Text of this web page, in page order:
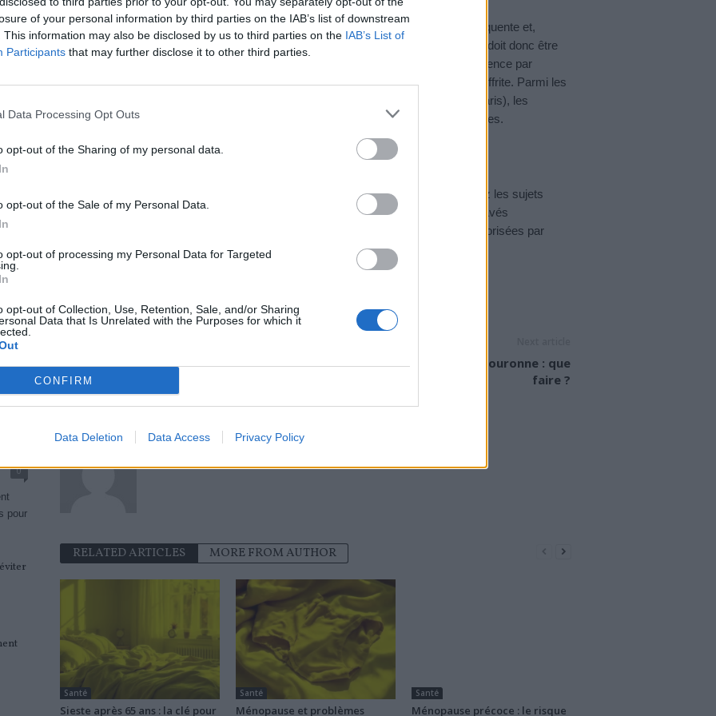
of your personal information by third parties on the IAB’s list of downstream
This information may also be disclosed by us to third parties on the IAB’s List of
Participants that may further disclose it to other third parties.
Data Processing Opt Outs
opt-out of the Sharing of my personal data.
opt-out of the Sale of my Personal Data.
opt-out of processing my Personal Data for Targeted
opt-out of Collection, Use, Retention, Sale, and/or Sharing
Data that Is Unrelated with the Purposes for which it
CONFIRM
Data Deletion Data Access Privacy Policy
La principale cause de lésion de l’ongle du pied est la mycose. Celle-ci est très fréquente et,
lorsqu’elle évolue, elle peut aller jusqu’à la destruction de la matrice de l’ongle. Elle doit donc être
très rapidement repérée pour être traitée le plus précocement possible. Elle commence par
provoquer des lésions blanchâtres sur l’ongle puis celui-ci jaunit, s’épaissit puis s’effrite. Parmi les
maladies de l’ongle du pied, on peut aussi trouver les infections bactériennes (panaris), les
hématomes post-traumatiques, l’ongle incarné, ou encore les mélanomes, plus rares.
Comment bien soigner ses ongles de pieds ?
Les ongles des pieds doivent bénéficier d’une surveillance rigoureuse, surtout chez les sujets
atteints de maladies chroniques, comme le diabète, par exemple. Ils doivent être lavés
quotidiennement et surtout bien séchés, car les mycoses et les infections sont favorisées par
l’humidité. Les…
Lire…
Médicaments antalgiques : les
précautions à prendre
Abcès dentaire sous une couronne : que
faire ?
RELATED ARTICLES MORE FROM AUTHOR
Santé
Sieste après 65 ans : la clé pour
Santé
Ménopause et problèmes
Santé
Ménopause précoce : le risque
0
pour